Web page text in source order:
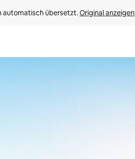
automatisch übersetzt. Original anzeigen